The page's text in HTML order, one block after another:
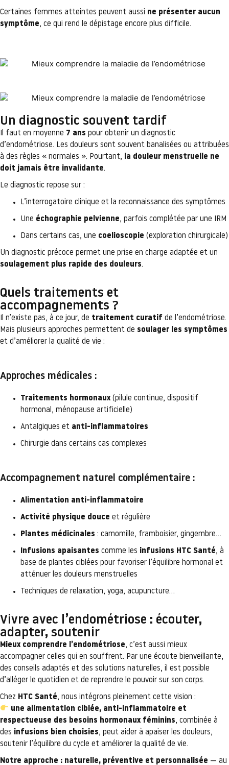
Certaines femmes atteintes peuvent aussi ne présenter aucun
symptôme, ce qui rend le dépistage encore plus difficile.
Un diagnostic souvent tardif
Il faut en moyenne 7 ans pour obtenir un diagnostic
d’endométriose. Les douleurs sont souvent banalisées ou attribuées
à des règles « normales ». Pourtant,
la douleur menstruelle ne
doit jamais être invalidante.
Le diagnostic repose sur :
L’interrogatoire clinique et la reconnaissance des symptômes
Une échographie pelvienne, parfois complétée par une IRM
Dans certains cas, une coelioscopie (exploration chirurgicale)
Un diagnostic précoce permet une prise en charge adaptée et un
soulagement plus rapide des douleurs.
Quels traitements et
accompagnements ?
Il n’existe pas, à ce jour, de traitement curatif de l’endométriose.
Mais plusieurs approches permettent de soulager les symptômes
et d’améliorer la qualité de vie :
Approches médicales :
Traitements hormonaux (pilule continue, dispositif
hormonal, ménopause artificielle)
Antalgiques et anti-inflammatoires
Chirurgie dans certains cas complexes
Accompagnement naturel complémentaire :
Alimentation anti-inflammatoire
Activité physique douce et régulière
Plantes médicinales : camomille, framboisier, gingembre…
Infusions apaisantes comme les infusions HTC Santé, à
base de plantes ciblées pour favoriser l’équilibre hormonal et
atténuer les douleurs menstruelles
Techniques de relaxation, yoga, acupuncture…
Vivre avec l’endométriose : écouter,
adapter, soutenir
Mieux comprendre l’endométriose, c’est aussi mieux
accompagner celles qui en souffrent. Par une écoute bienveillante,
des conseils adaptés et des solutions naturelles, il est possible
d’alléger le quotidien et de reprendre le pouvoir sur son corps.
Chez HTC Santé, nous intégrons pleinement cette vision :
une alimentation ciblée, anti-inflammatoire et
respectueuse des besoins hormonaux féminins, combinée à
des
infusions bien choisies, peut aider à apaiser les douleurs,
soutenir l’équilibre du cycle et améliorer la qualité de vie.
Notre approche : naturelle, préventive et personnalisée — au